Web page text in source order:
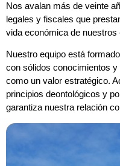
Nos avalan más de veinte
legales y fiscales que
vida económica de nuestros
Nuestro equipo está
con sólidos conocimientos
como un valor estratégico.
principios deontológicos y
garantiza nuestra relación